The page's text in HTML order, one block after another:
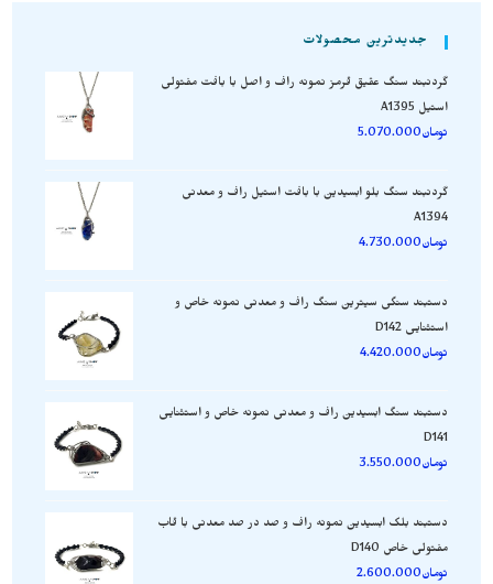
جدیدترین محصولات
گردنبند سنگ عقیق قرمز نمونه راف و اصل با بافت مفتولی
استیل A1395
تومان5.070.000
گردنبند سنگ بلو ابسیدین با بافت استیل راف و معدنی
A1394
تومان4.730.000
دستبند سنگی سیترین سنگ راف و معدنی نمونه خاص و
استثنایی D142
تومان4.420.000
دستبند سنگ ابسیدین راف و معدنی نمونه خاص و استثنایی
D141
تومان3.550.000
دستبند بلک ابسیدین نمونه راف و صد در صد معدنی با قاب
مفتولی خاص D140
تومان2.600.000